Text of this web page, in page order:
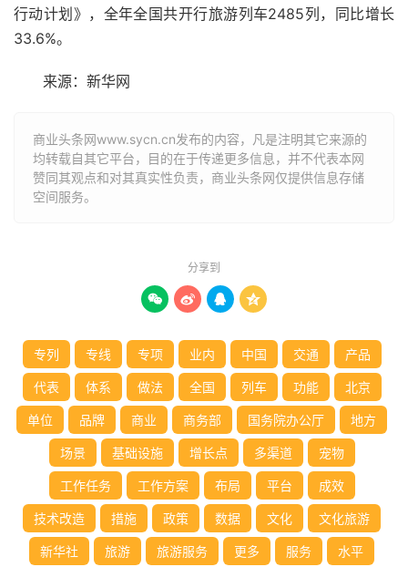
行动计划》，全年全国共开行旅游列车2485列，同比增长
33.6%。
来源：新华网
商业头条网www.sycn.cn发布的内容，凡是注明其它来源的
均转载自其它平台，目的在于传递更多信息，并不代表本网
赞同其观点和对其真实性负责，商业头条网仅提供信息存储
空间服务。
分享到
   
专列 专线 专项 业内 中国 交通 产品
代表 体系 做法 全国 列车 功能 北京
单位 品牌 商业 商务部 国务院办公厅 地方
场景 基础设施 增长点 多渠道 宠物
工作任务 工作方案 布局 平台 成效
技术改造 措施 政策 数据 文化 文化旅游
新华社 旅游 旅游服务 更多 服务 水平